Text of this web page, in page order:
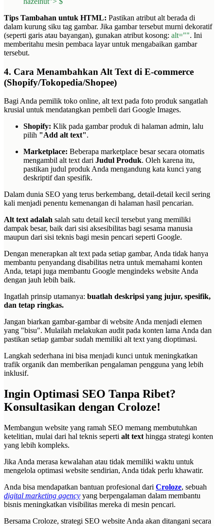
Tips Tambahan untuk HTML: Pastikan atribut alt berada di
dalam kurung siku tag gambar. Jika gambar tersebut murni dekoratif
(seperti garis atau bayangan), gunakan atribut kosong: alt="". Ini
memberitahu mesin pembaca layar untuk mengabaikan gambar
tersebut.
4. Cara Menambahkan Alt Text di E-commerce
(Shopify/Tokopedia/Shopee)
Bagi Anda pemilik toko online, alt text pada foto produk sangatlah
krusial untuk mendatangkan pembeli dari Google Images.
Shopify: Klik pada gambar produk di halaman admin, lalu
pilih "Add alt text".
Marketplace: Beberapa marketplace besar secara otomatis
mengambil alt text dari Judul Produk. Oleh karena itu,
pastikan judul produk Anda mengandung kata kunci yang
deskriptif dan spesifik.
Dalam dunia SEO yang terus berkembang, detail-detail kecil sering
kali menjadi penentu kemenangan di halaman hasil pencarian.
Alt text adalah salah satu detail kecil tersebut yang memiliki
dampak besar, baik dari sisi aksesibilitas bagi sesama manusia
maupun dari sisi teknis bagi mesin pencari seperti Google.
Dengan menerapkan alt text pada setiap gambar, Anda tidak hanya
membantu penyandang disabilitas netra untuk memahami konten
Anda, tetapi juga membantu Google mengindeks website Anda
dengan jauh lebih baik.
Ingatlah prinsip utamanya: buatlah deskripsi yang jujur, spesifik,
dan tetap ringkas.
Jangan biarkan gambar-gambar di website Anda menjadi elemen
yang "bisu". Mulailah melakukan audit pada konten lama Anda dan
pastikan setiap gambar sudah memiliki alt text yang dioptimasi.
Langkah sederhana ini bisa menjadi kunci untuk meningkatkan
trafik organik dan memberikan pengalaman pengguna yang lebih
inklusif.
Ingin Optimasi SEO Tanpa Ribet?
Konsultasikan dengan Croloze!
Membangun website yang ramah SEO memang membutuhkan
ketelitian, mulai dari hal teknis seperti alt text hingga strategi konten
yang lebih kompleks.
Jika Anda merasa kewalahan atau tidak memiliki waktu untuk
mengelola optimasi website sendirian, Anda tidak perlu khawatir.
Anda bisa mendapatkan bantuan profesional dari Croloze, sebuah
digital marketing agency yang berpengalaman dalam membantu
bisnis meningkatkan visibilitas mereka di mesin pencari.
Bersama Croloze, strategi SEO website Anda akan ditangani secara